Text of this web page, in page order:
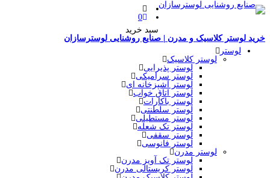
0
سبد خرید
خرید لوستر کلاسیک و مدرن | صنایع روشنایی لوسترسازان
لوستر
لوستر کلاسیک
لوستر پذیرایی
لوستر سرامیکی
لوستر آشپزخانه ای
لوستر اتاق خواب
لوستر باکارات
لوستر سلطنتی
لوستر مستطیلی
لوستر تک شعله
لوستر سقفی
لوستر فانوسی
لوستر مدرن
لوستر تک آویز مدرن
لوستر کریستالی مدرن